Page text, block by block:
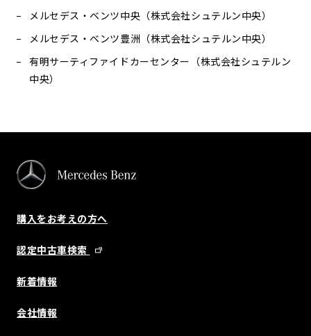
メルセデス・ベンツ中央（株式会社シュテルン中央）
メルセデス・ベンツ豊洲（株式会社シュテルン中央）
有明サーティファイドカーセンター（株式会社シュテルン
中央）
購入をお考えの方へ
認定中古車検索
新着情報
会社情報